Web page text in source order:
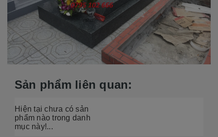
Sản phẩm liên quan:
Hiện tại chưa có sản
phẩm nào trong danh
mục này!...